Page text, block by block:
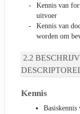
Kennis van
uitvoer
Kennis van
worden om
Kennis